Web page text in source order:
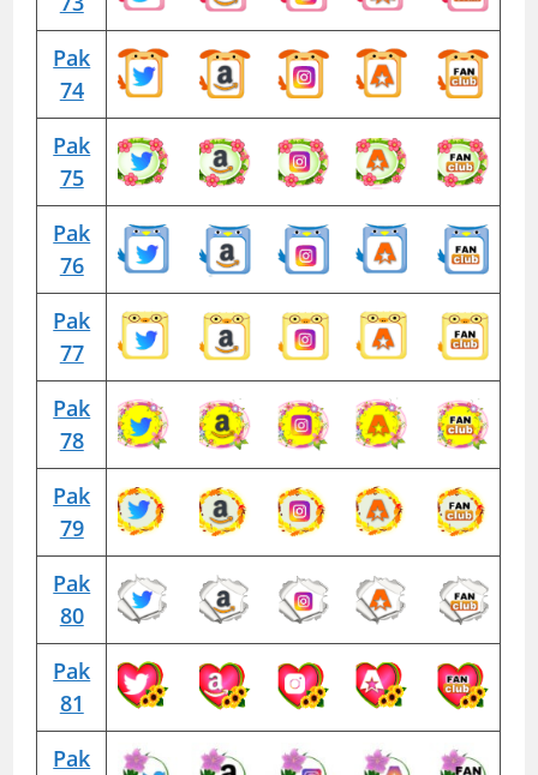
Pak
74
Pak
75
Pak
76
Pak
77
Pak
78
Pak
79
Pak
80
Pak
81
Pak